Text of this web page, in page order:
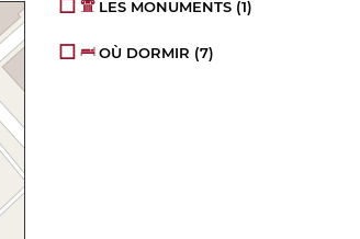
LES MONUMENTS (1)
OÙ DORMIR (7)